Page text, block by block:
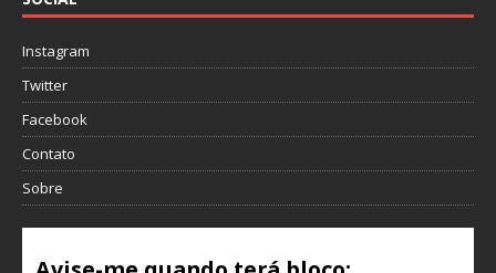
Instagram
Twitter
Facebook
Contato
Sobre